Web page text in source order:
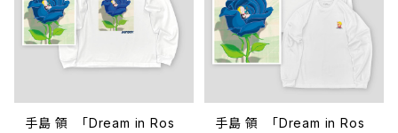
手島 領 「Dream in Ros
手島 領 「Dream in Ros